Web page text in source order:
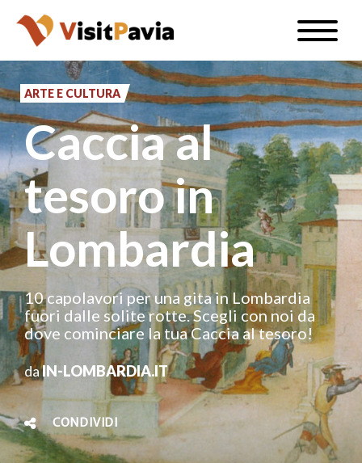
Salta
contenuto
principale
Toggle
IT
#visitpavia
ARTE E CULTURA
Caccia al
tesoro in
Lombardia
10 capolavori per una gita in Lombardia
fuori dalle solite rotte. Scegli con noi da
dove cominciare la tua Caccia al tesoro!
daIN-LOMBARDIA.IT
CONDIVIDI